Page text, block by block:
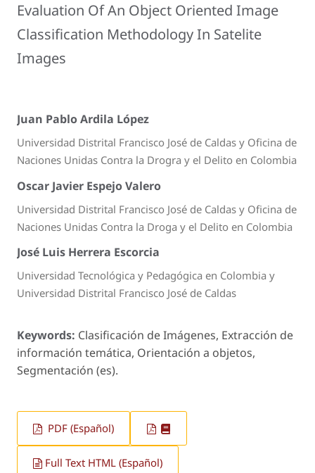
Evaluation Of An Object Oriented Image
Classification Methodology In Satelite
Images
Juan Pablo Ardila López
Universidad Distrital Francisco José de Caldas y Oficina de
Naciones Unidas Contra la Drogra y el Delito en Colombia
Oscar Javier Espejo Valero
Universidad Distrital Francisco José de Caldas y Oficina de
Naciones Unidas Contra la Droga y el Delito en Colombia
José Luis Herrera Escorcia
Universidad Tecnológica y Pedagógica en Colombia y
Universidad Distrital Francisco José de Caldas
Keywords: Clasificación de Imágenes, Extracción de
información temática, Orientación a objetos,
Segmentación (es).
PDF (Español)
Full Text HTML (Español)